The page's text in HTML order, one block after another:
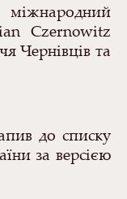
міжнародний
Czernowitz
Чернівців та
до списку
за версією